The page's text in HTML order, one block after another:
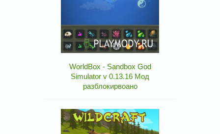
WorldBox - Sandbox God
Simulator v 0.13.16 Мод
разблокирвоано